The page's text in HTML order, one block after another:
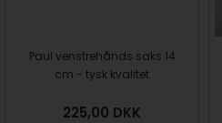
Paul venstrehånds saks 14
cm - tysk kvalitet
225,00 DKK